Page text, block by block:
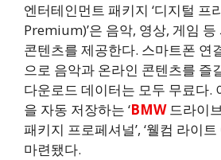
엔터테인먼트 패키지 ‘디지털 프
Premium)’은 음악, 영상, 게임
콘텐츠를 제공한다. 스마트폰 연
으로 음악과 온라인 콘텐츠를 즐
다운로드 데이터는 모두 무료다.
을 자동 저장하는 ‘BMW드라이
패키지 프로페셔널’, ‘웰컴 라이
마련됐다.